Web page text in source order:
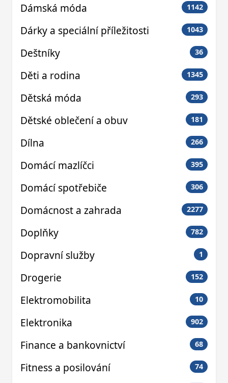
Dámská móda 1142
Dárky a speciální příležitosti 1043
Deštníky 36
Děti a rodina 1345
Dětská móda 293
Dětské oblečení a obuv 181
Dílna 266
Domácí mazlíčci 395
Domácí spotřebiče 306
Domácnost a zahrada 2277
Doplňky 782
Dopravní služby 1
Drogerie 152
Elektromobilita 10
Elektronika 902
Finance a bankovnictví 68
Fitness a posilování 74